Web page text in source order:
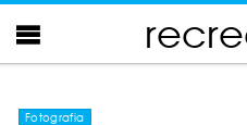
Fotografia